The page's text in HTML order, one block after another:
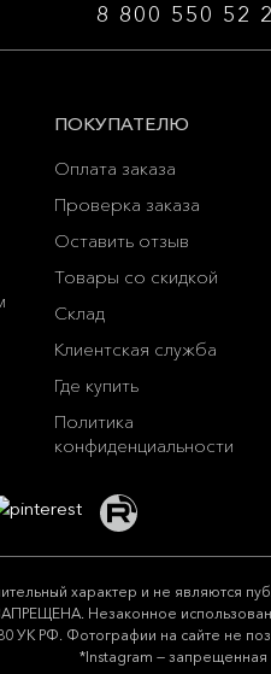
8 800 550 52
ПОКУПАТЕЛЮ
Оплата заказа
Проверка заказа
Оставить отзыв
Товары со скидкой
Склад
Клиентская служба
Где купить
Политика
конфиденциальности
харaктер и не являютcя
Незаконное
РФ. Фотографии на сайте не
*Instagram — запрещенная